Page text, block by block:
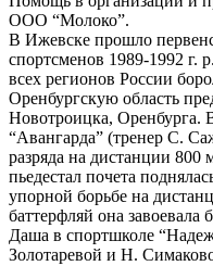
ООО “Молоко”.
В Ижевске прошло
спортсменов 1989-1992 г.
всех регионов России
Оренбургскую область
Новотроицка, Оренбурга.
“Авангарда” (тренер С.
разряда на дистанции
пьедестал почета
упорной борьбе на
баттерфляй она завоевала
Даша в спортшколе
Золотаревой и Н.